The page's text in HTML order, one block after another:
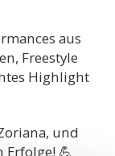
aus
Freestyle
Highlight
und
💪